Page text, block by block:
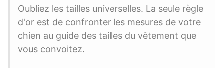
Oubliez les tailles universelles. La seule règle
d'or est de confronter les mesures de votre
chien au guide des tailles du vêtement que
vous convoitez.